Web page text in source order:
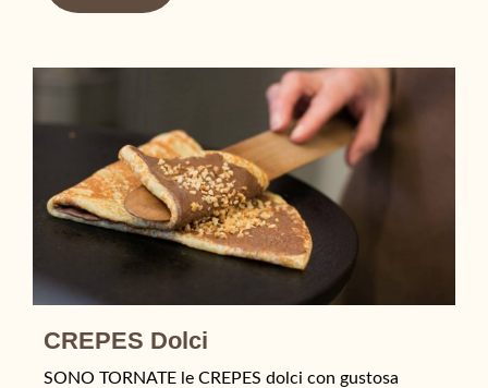
CREPES Dolci
SONO TORNATE le CREPES dolci con gustosa